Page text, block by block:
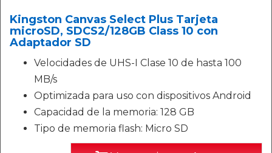
Kingston Canvas Select Plus Tarjeta
microSD, SDCS2/128GB Class 10 con
Adaptador SD
Velocidades de UHS-I Clase 10 de hasta 100
MB/s
Optimizada para uso con dispositivos Android
Capacidad de la memoria: 128 GB
Tipo de memoria flash: Micro SD